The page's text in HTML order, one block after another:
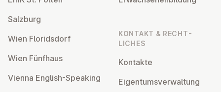
Salzburg
Wien Flor­idsdorf
Wien Fünfhaus
Vienna English-Speaking
KONTAKT & RECHT­
LICHES
Kontakte
Ei­gentums­ver­wal­tung